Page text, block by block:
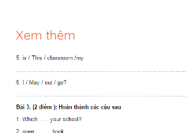
Xem thêm